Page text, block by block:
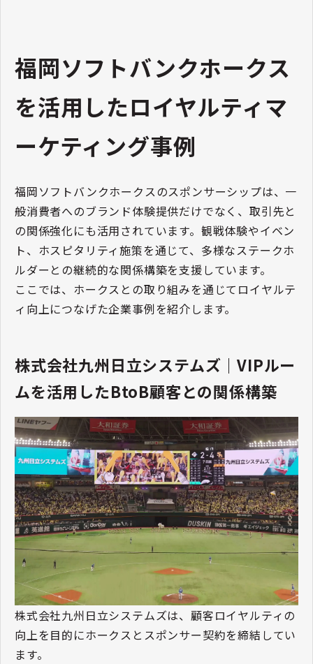
福岡ソフトバンクホークス
を活用したロイヤルティマ
ーケティング事例
福岡ソフトバンクホークスのスポンサーシップは、一
般消費者へのブランド体験提供だけでなく、取引先と
の関係強化にも活用されています。観戦体験やイベン
ト、ホスピタリティ施策を通じて、多様なステークホ
ルダーとの継続的な関係構築を支援しています。
ここでは、ホークスとの取り組みを通じてロイヤルテ
ィ向上につなげた企業事例を紹介します。
株式会社九州日立システムズ｜VIPルー
ムを活用したBtoB顧客との関係構築
株式会社九州日立システムズは、顧客ロイヤルティの
向上を目的にホークスとスポンサー契約を締結してい
ます。